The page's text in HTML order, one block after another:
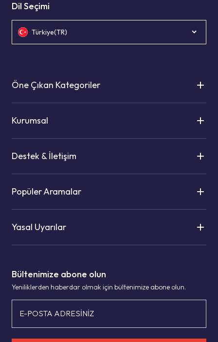
Bültenimize abone olun
Yeniliklerden haberdar olmak için bültenimize abone olun.
E-POSTA ADRESİNİZ
Dil Seçimi
Türkiye(TR)
Öne Çıkan Kategoriler
Kurumsal
Destek & İletişim
Popüler Aramalar
Yasal Uyarılar